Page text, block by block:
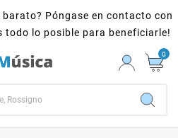
Póngase en contacto con
todo lo posible para beneficiarle!
0